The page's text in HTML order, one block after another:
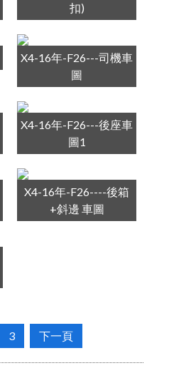
扣)
X4-16年-F26---司機車
圖
X4-16年-F26---後座車
圖1
X4-16年-F26----後箱
+斜邊 車圖
3 下一頁